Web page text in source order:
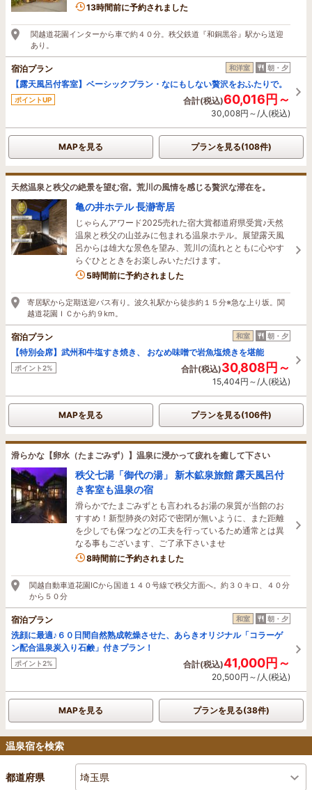
13時間前に予約されました
関越道花園インターから車で約４０分。秩父鉄道『和銅黒谷』駅から送迎
あり。
宿泊プラン 和洋室 朝・夕
【露天風呂付客室】ベーシックプラン・なにもしない贅沢をおふたりで。
ポイントUP 合計(税込)60,016円～
30,008円～/人(税込)
MAPを見る プランを見る(108件)
天然温泉と秩父の絶景を望む宿。荒川の風情を感じる贅沢な滞在を。
亀の井ホテル 長瀞寄居
じゃらんアワード2025売れた宿大賞都道府県受賞♪天然
温泉と秩父の山並みに包まれる温泉ホテル。展望露天風
呂からは雄大な景色を望み、荒川の流れとともに心やす
らぐひとときをお楽しみいただけます。
6名がこの宿を見ています
5時間前に予約されました
寄居駅から定期送迎バス有り。波久礼駅から徒歩約１５分※急な上り坂。関
越道花園ＩＣから約９km。
宿泊プラン 和室 朝・夕
【特別会席】武州和牛塩すき焼き、 おなめ味噌で岩魚塩焼きを堪能
ポイント2% 合計(税込)30,808円～
15,404円～/人(税込)
MAPを見る プランを見る(106件)
滑らかな【卵水（たまごみず）】温泉に浸かって疲れを癒して下さい
秩父七湯「御代の湯」 新木鉱泉旅館 露天風呂付
き客室も温泉の宿
滑らかでたまごみずとも言われるお湯の泉質が当館のお
すすめ！新型肺炎の対応で密閉が無いように、また距離
を少しでも保つなどの工夫を行っているため通常とは異
なる事もございます、ご了承下さいませ
1名がこの宿を見ています
8時間前に予約されました
関越自動車道花園ICから国道１４０号線で秩父方面へ。約３０キロ、４０分
から５０分
宿泊プラン 和室 朝・夕
洗顔に最適♪６０日間自然熟成乾燥させた、あらきオリジナル「コラーゲ
ン配合温泉炭入り石鹸」付きプラン！
ポイント2% 合計(税込)41,000円～
20,500円～/人(税込)
MAPを見る プランを見る(38件)
温泉宿を検索
都道府県 埼玉県